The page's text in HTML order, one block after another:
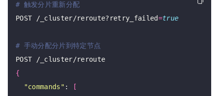
# 触发分片重新分配
POST /_cluster/reroute?retry_failed=true
# 手动分配分片到特定节点
{
"commands" :
[